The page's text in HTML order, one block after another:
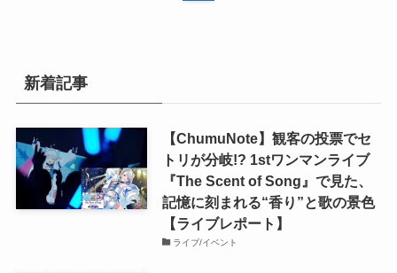
新着記事
【ChumuNote】観客の投票でセ
トリが分岐!? 1stワンマンライブ
『The Scent of Song』で見た、
記憶に刻まれる“香り”と歌の景色
【ライブレポート】
ライブ/イベント